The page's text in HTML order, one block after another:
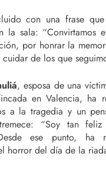
con una frase
la sala: “Convirtamos
por honrar la
de los que
, esposa de una
en Valencia, ha
a la tragedia y un
“Soy tan
ese punto, ha
horror del día de la